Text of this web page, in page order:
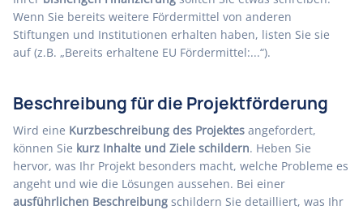
Wenn Sie bereits weitere Fördermittel von anderen
Stiftungen und Institutionen erhalten haben, listen Sie sie
auf (z.B. „Bereits erhaltene EU Fördermittel:...“).
Beschreibung für die Projektförderung
Wird eine Kurzbeschreibung des Projektes angefordert,
können Sie kurz Inhalte und Ziele schildern. Heben Sie
hervor, was Ihr Projekt besonders macht, welche Probleme es
angeht und wie die Lösungen aussehen. Bei einer
ausführlichen Beschreibung schildern Sie detailliert, was Ihr